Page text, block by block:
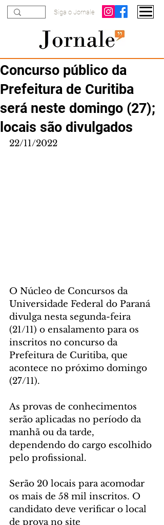
Siga o Jornale
Concurso público da
Prefeitura de Curitiba
será neste domingo (27);
locais são divulgados
22/11/2022
O Núcleo de Concursos da
Universidade Federal do Paraná
divulga nesta segunda-feira
(21/11) o ensalamento para os
inscritos no concurso da
Prefeitura de Curitiba, que
acontece no próximo domingo
(27/11).
As provas de conhecimentos
serão aplicadas no período da
manhã ou da tarde,
dependendo do cargo escolhido
pelo profissional.
Serão 20 locais para acomodar
os mais de 58 mil inscritos. O
candidato deve verificar o local
de prova no site